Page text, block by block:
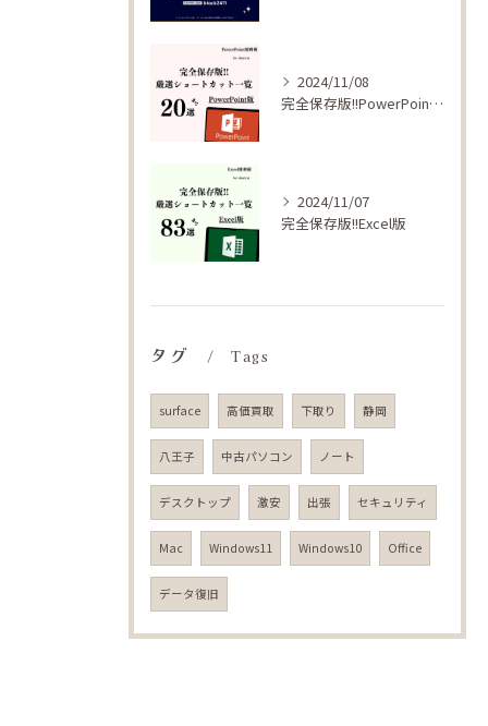
2024/11/08
完全保存版!!PowerPoint版
2024/11/07
完全保存版!!Excel版
タグ Tags
surface 高価買取 下取り 静岡
八王子 中古パソコン ノート
デスクトップ 激安 出張 セキュリティ
Mac Windows11 Windows10 Office
データ復旧